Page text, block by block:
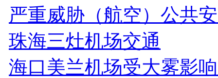
严重威胁（航空）公共
珠海三灶机场交通
海口美兰机场受大雾影